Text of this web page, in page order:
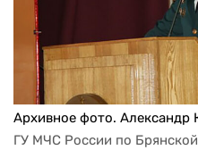
Архивное фото. Александр
ГУ МЧС России по